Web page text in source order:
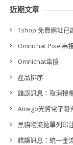
近期文章
1shop 免費網址已
Omnichat Pixel串
Omnichat串接
產品排序
錯誤訊息：取消授
Amego光貿電子發
黑貓物流拋單列印
錯誤訊息：統一金